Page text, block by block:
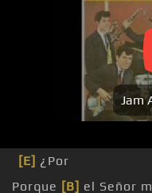
Jam
[E] ¿Por
Porque [B] el Señor